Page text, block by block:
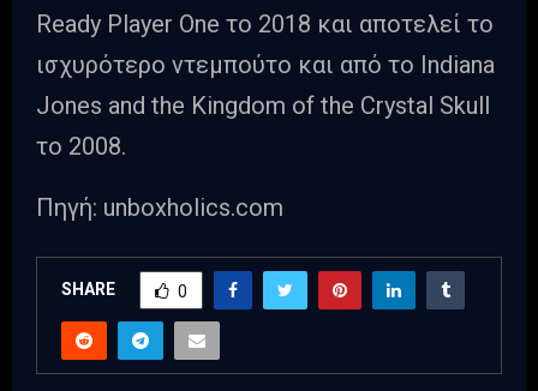
Ready Player One το 2018 και αποτελεί το
ισχυρότερο ντεμπούτο και από το Indiana
Jones and the Kingdom of the Crystal Skull
το 2008.
Πηγή: unboxholics.com
SHARE 0